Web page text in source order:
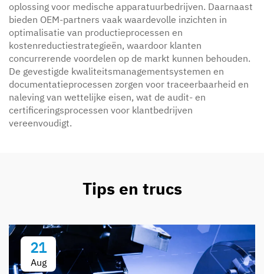
oplossing voor medische apparatuurbedrijven. Daarnaast
bieden OEM-partners vaak waardevolle inzichten in
optimalisatie van productieprocessen en
kostenreductiestrategieën, waardoor klanten
concurrerende voordelen op de markt kunnen behouden.
De gevestigde kwaliteitsmanagementsystemen en
documentatieprocessen zorgen voor traceerbaarheid en
naleving van wettelijke eisen, wat de audit- en
certificeringsprocessen voor klantbedrijven
vereenvoudigt.
Tips en trucs
21
Aug